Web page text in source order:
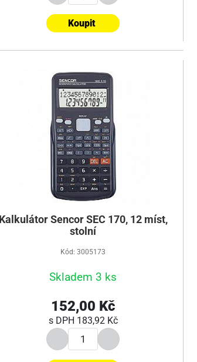
Koupit
Kalkulátor Sencor SEC 170, 12 míst,
stolní
Kód: 3005173
Skladem 3 ks
152,00 Kč
s DPH 183,92 Kč